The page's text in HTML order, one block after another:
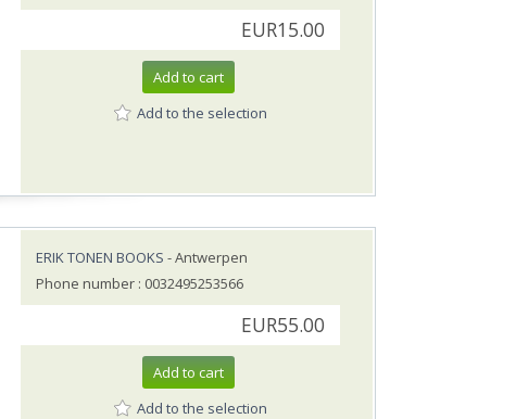
EUR15.00
Add to cart
Add to the selection
ERIK TONEN BOOKS - Antwerpen
Phone number : 0032495253566
EUR55.00
Add to cart
Add to the selection